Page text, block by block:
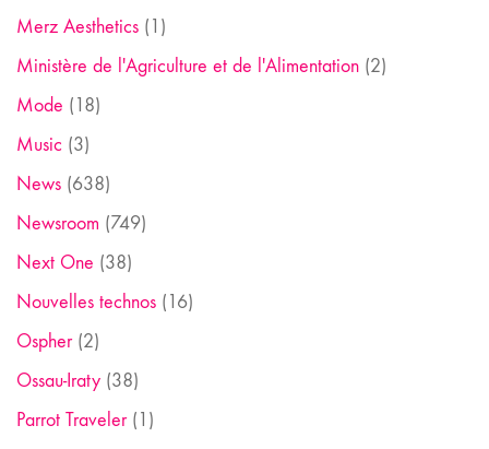
Merz Aesthetics (1)
Ministère de l'Agriculture et de l'Alimentation (2)
Mode (18)
Music (3)
News (638)
Newsroom (749)
Next One (38)
Nouvelles technos (16)
Ospher(2)
Ossau-Iraty (38)
Parrot Traveler(1)